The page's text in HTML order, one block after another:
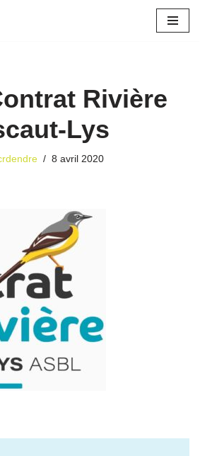
Rivière
Lys
8 avril 2020